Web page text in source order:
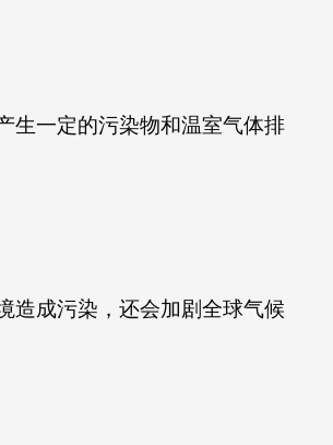
生一定的污染物和温室气体排
造成污染，还会加剧全球气候